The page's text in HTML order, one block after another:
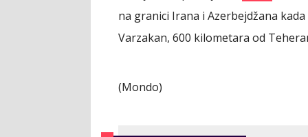
na granici Irana i Azerbejdžana
Varzakan, 600 kilometara od
(Mondo)